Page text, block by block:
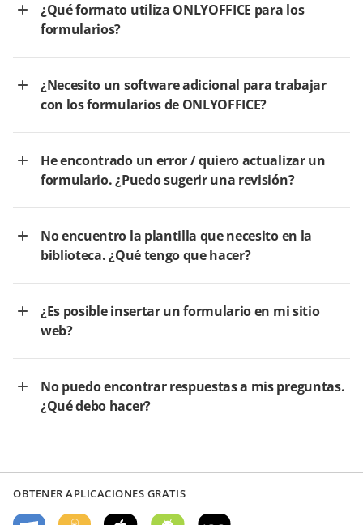
¿Qué formato utiliza ONLYOFFICE para los
formularios?
¿Necesito un software adicional para trabajar
con los formularios de ONLYOFFICE?
He encontrado un error / quiero actualizar un
formulario. ¿Puedo sugerir una revisión?
No encuentro la plantilla que necesito en la
biblioteca. ¿Qué tengo que hacer?
¿Es posible insertar un formulario en mi sitio
web?
No puedo encontrar respuestas a mis preguntas.
¿Qué debo hacer?
OBTENER APLICACIONES GRATIS